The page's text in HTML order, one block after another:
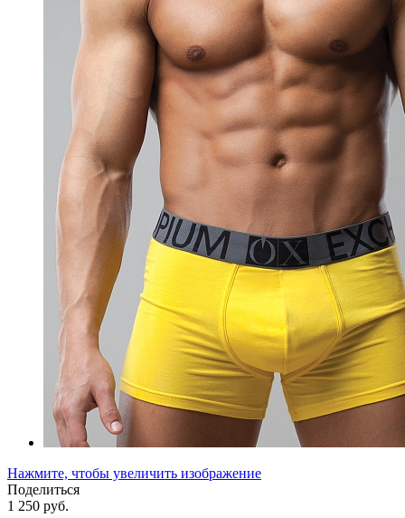
Нажмите, чтобы увеличить изображение
Поделиться
1 250 руб.